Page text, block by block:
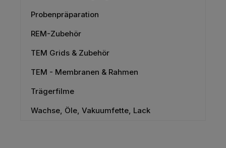
Probenpräparation
REM-Zubehör
TEM Grids & Zubehör
TEM - Membranen & Rahmen
Trägerfilme
Wachse, Öle, Vakuumfette, Lack